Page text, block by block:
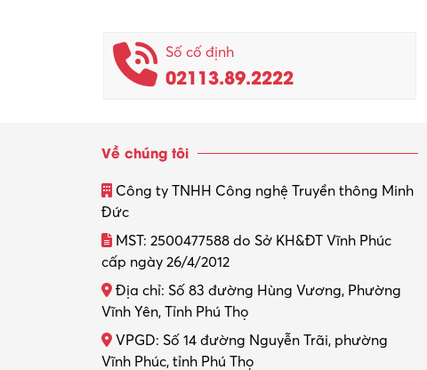
Số cố định
02113.89.2222
Về chúng tôi
Công ty TNHH Công nghệ Truyền thông Minh
Đức
MST: 2500477588 do Sở KH&ĐT Vĩnh Phúc
cấp ngày 26/4/2012
Địa chỉ: Số 83 đường Hùng Vương, Phường
Vĩnh Yên, Tỉnh Phú Thọ
VPGD: Số 14 đường Nguyễn Trãi, phường
Vĩnh Phúc, tỉnh Phú Thọ